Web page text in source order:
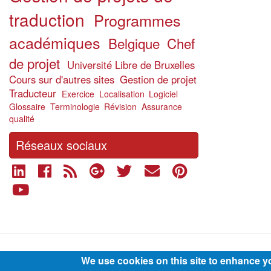
traduction Programmes
académiques Belgique Chef
de projet Université Libre de Bruxelles
Cours sur d'autres sites Gestion de projet
Traducteur Exercice Localisation Logiciel
Glossaire Terminologie Révision Assurance
qualité
Réseaux sociaux
We use cookies on this site to enhance